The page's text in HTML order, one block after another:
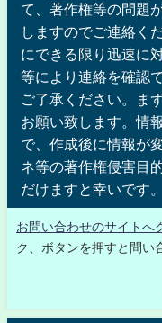
て、著作権等の問題
しますのでご連絡く
にできる限り迅速に
等により連絡を確認
ご了承ください。ま
お願い致します。情
で、作成後に情報が
ネ等の著作権侵害目
だけますと幸いです。
お問い合わせのサイトへ
ク、ボタンを押すと問い